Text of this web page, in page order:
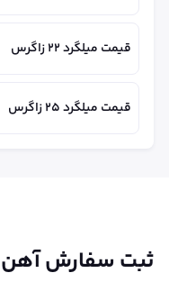
قیمت میلگرد ۲۲ زاگرس
قیمت میلگرد ۲۵ زاگرس
ثبت سفارش آهن